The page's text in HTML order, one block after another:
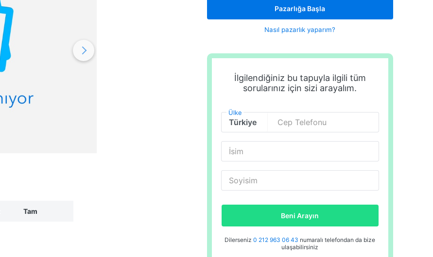
Tam
Pazarlığa Başla
Nasıl pazarlık yaparım?
İlgilendiğiniz bu tapuyla ilgili tüm
sorularınız için sizi arayalım.
Ülke
Cep Telefonu
İsim
Soyisim
Beni Arayın
Dilerseniz0 212 963 06 43 numaralı telefondan da bize
ulaşabilirsiniz